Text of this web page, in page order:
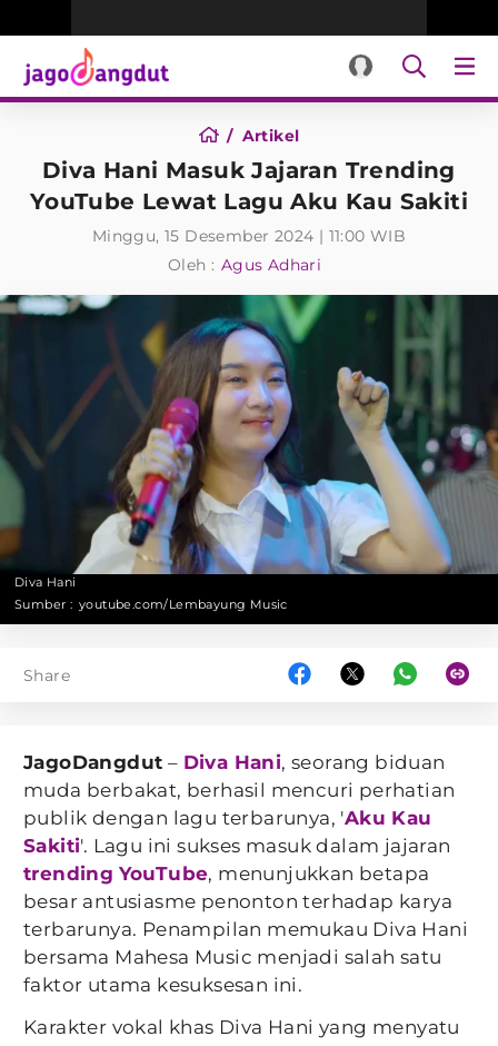
Artikel
Diva Hani Masuk Jajaran Trending
YouTube Lewat Lagu Aku Kau Sakiti
Minggu, 15 Desember 2024 | 11:00 WIB
Oleh : Agus Adhari
Diva Hani
Sumber : youtube.com/Lembayung Music
Share
JagoDangdut – Diva Hani, seorang biduan
muda berbakat, berhasil mencuri perhatian
publik dengan lagu terbarunya, 'Aku Kau
Sakiti'. Lagu ini sukses masuk dalam jajaran
trending YouTube, menunjukkan betapa
besar antusiasme penonton terhadap karya
terbarunya. Penampilan memukau Diva Hani
bersama Mahesa Music menjadi salah satu
faktor utama kesuksesan ini.
Karakter vokal khas Diva Hani yang menyatu